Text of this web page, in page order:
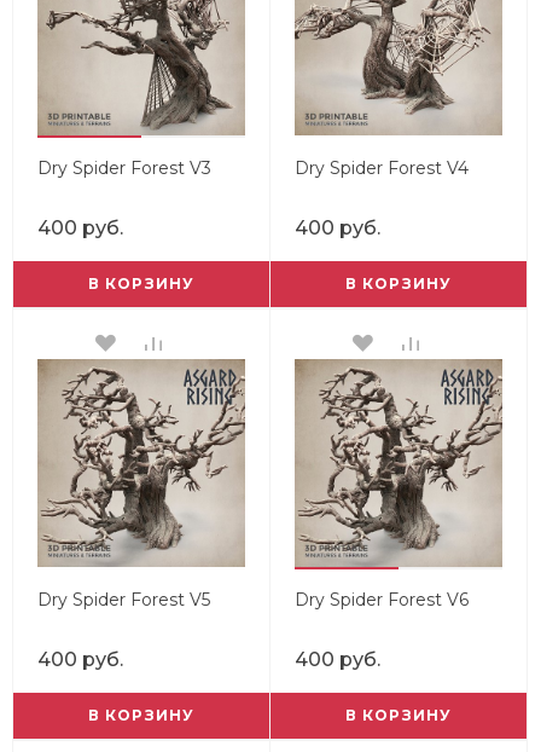
Dry Spider Forest V3
400 руб.
В КОРЗИНУ
Dry Spider Forest V4
400 руб.
В КОРЗИНУ
Dry Spider Forest V5
400 руб.
В КОРЗИНУ
Dry Spider Forest V6
400 руб.
В КОРЗИНУ